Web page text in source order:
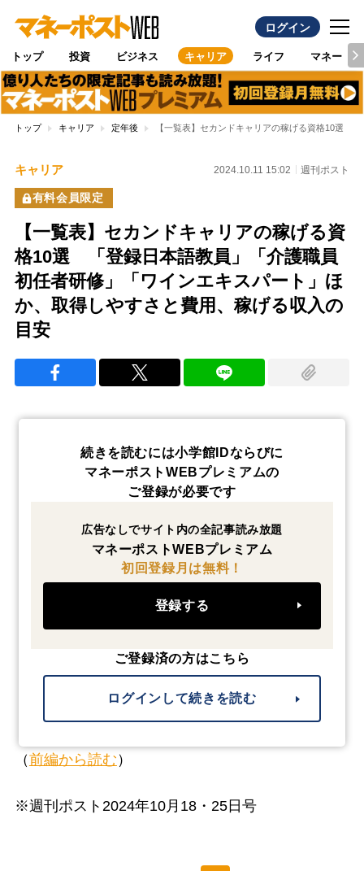
ログイン
トップ 投資 ビジネス キャリア ライフ マネー
トップ キャリア 定年後 【一覧表】セカンドキャリアの稼げる資格10選
キャリア 2024.10.11 15:02 週刊ポスト
有料会員限定
【一覧表】セカンドキャリアの稼げる資
格10選 「登録日本語教員」「介護職員
初任者研修」「ワインエキスパート」ほ
か、取得しやすさと費用、稼げる収入の
目安
続きを読むには小学館IDならびに
マネーポストWEBプレミアムの
ご登録が必要です
広告なしでサイト内の全記事読み放題
マネーポストWEBプレミアム
初回登録月は無料！
登録する
ご登録済の方はこちら
ログインして続きを読む
（前編から読む ）
※週刊ポスト2024年10月18・25日号